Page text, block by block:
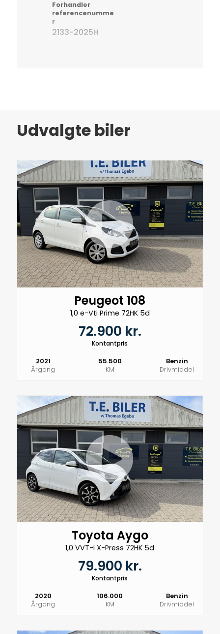
Forhandler
referencenumme
r
2133-2025H
Udvalgte biler
Peugeot 108
1,0 e-Vti Prime 72HK 5d
72.900 kr.
Kontantpris
2021
Årgang
55.500
KM
Benzin
Drivmiddel
Toyota Aygo
1,0 VVT-I X-Press 72HK 5d
79.900 kr.
Kontantpris
2020
Årgang
106.000
KM
Benzin
Drivmiddel